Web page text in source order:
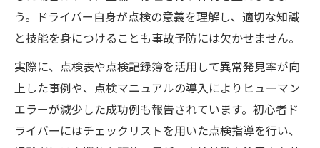
う。ドライバー自身が点検の意義を理解し、適切な知識
と技能を身につけることも事故予防には欠かせません。
実際に、点検表や点検記録簿を活用して異常発見率が向
上した事例や、点検マニュアルの導入によりヒューマン
エラーが減少した成功例も報告されています。初心者ド
ライバーにはチェックリストを用いた点検指導を行い、